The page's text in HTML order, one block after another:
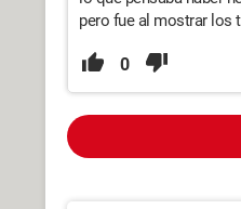
pero fue al mostrar los
0